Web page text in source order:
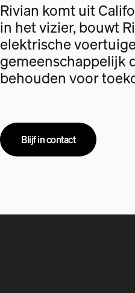
Rivian komt uit
in het vizier, bouwt
elektrische
gemeenschappelijk
behouden voor
Blijf in contact